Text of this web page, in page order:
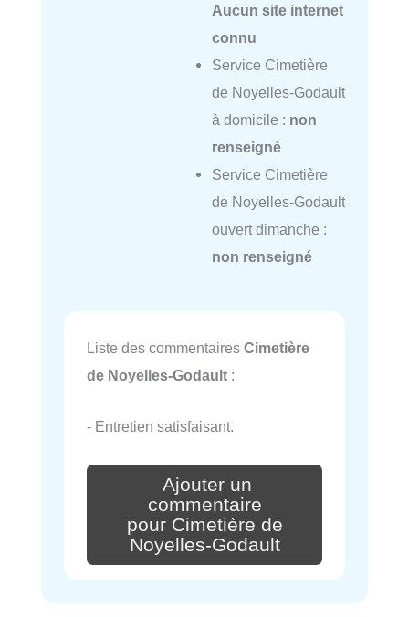
Aucun site internet
connu
Service Cimetière
de Noyelles-Godault
à domicile : non
renseigné
Service Cimetière
de Noyelles-Godault
ouvert dimanche :
non renseigné
Liste des commentaires Cimetière
de Noyelles-Godault :
- Entretien satisfaisant.
Ajouter un
commentaire
pour Cimetière de
Noyelles-Godault